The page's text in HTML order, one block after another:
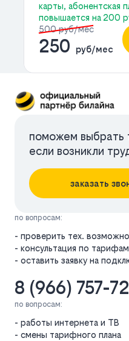
карты, абонентская
повышается на 200
500 руб/мес
250 руб/мес
поможем выбрать
если возникли
заказать
по вопросам:
- проверить тех.
- консультация по тарифам
- оставить заявку на
8 (966) 757-
по вопросам:
- работы интернета и ТВ
- смены тарифного плана